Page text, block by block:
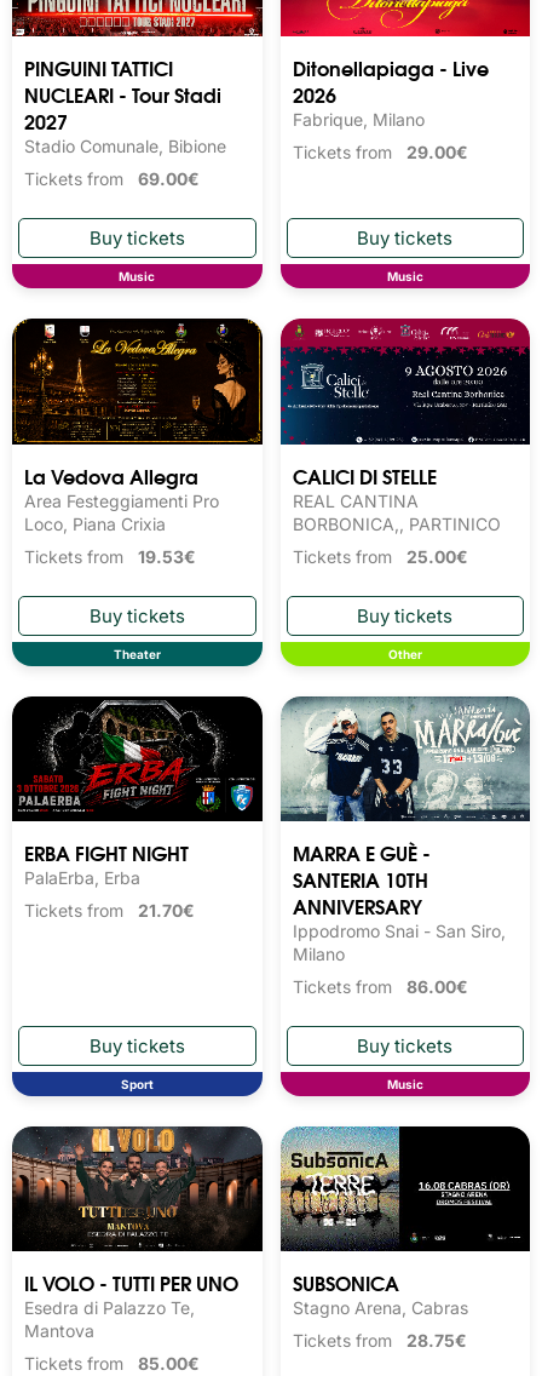
PINGUINI TATTICI
NUCLEARI - Tour Stadi
2027
Stadio Comunale, Bibione
Tickets from 69.00€
Music
Ditonellapiaga - Live
2026
Fabrique, Milano
Tickets from 29.00€
Music
La Vedova Allegra
Area Festeggiamenti Pro
Loco, Piana Crixia
Tickets from 19.53€
Theater
CALICI DI STELLE
REAL CANTINA
BORBONICA,, PARTINICO
Tickets from 25.00€
Other
ERBA FIGHT NIGHT
PalaErba, Erba
Tickets from 21.70€
Sport
MARRA E GUÈ -
SANTERIA 10TH
ANNIVERSARY
Ippodromo Snai - San Siro,
Milano
Tickets from 86.00€
Music
IL VOLO - TUTTI PER UNO
Esedra di Palazzo Te,
Mantova
Tickets from 85.00€
SUBSONICA
Stagno Arena, Cabras
Tickets from 28.75€